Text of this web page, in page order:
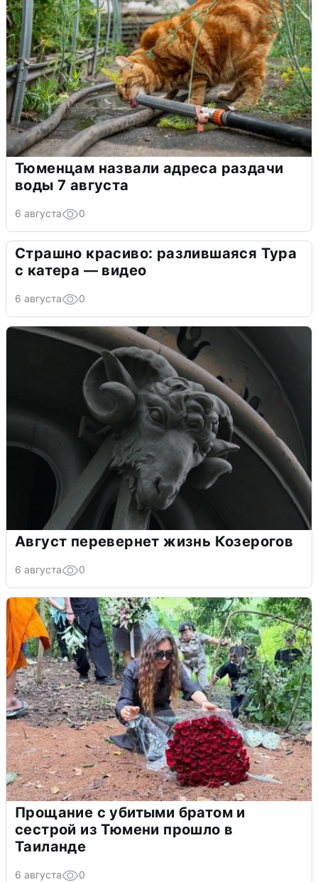
Тюменцам назвали адреса раздачи
воды 7 августа
6 августа 0
Страшно красиво: разлившаяся Тура
с катера — видео
6 августа 0
Август перевернет жизнь Козерогов
6 августа 0
Прощание с убитыми братом и
сестрой из Тюмени прошло в
Таиланде
6 августа 0